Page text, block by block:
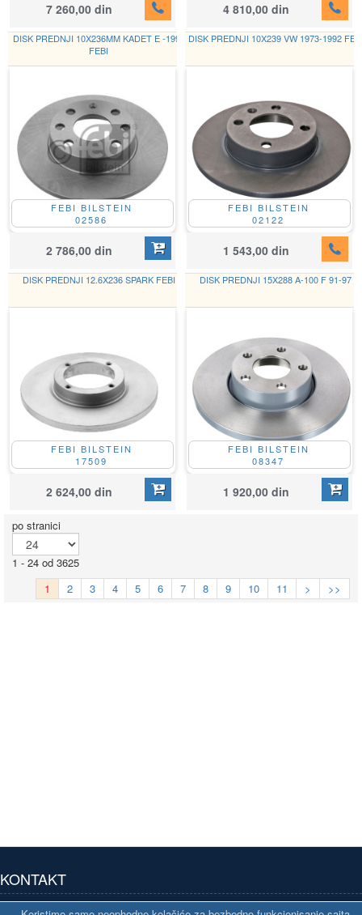
7 260,00 din 4 810,00 din
DISK PREDNJI 10X236MM KADET E -1991
FEBI
FEBI BILSTEIN
02586
2 786,00 din
DISK PREDNJI 10X239 VW 1973-1992
FEBI BILSTEIN
02122
1 543,00 din
DISK PREDNJI 12.6X236 SPARK FEBI
FEBI BILSTEIN
17509
2 624,00 din
DISK PREDNJI 15X288 A-100 F 91-97
FEBI BILSTEIN
08347
1 920,00 din
po stranici
1 - 24 od 3625
1
2 3 4 5 6 7 8 9 10 11 > >>
KONTAKT